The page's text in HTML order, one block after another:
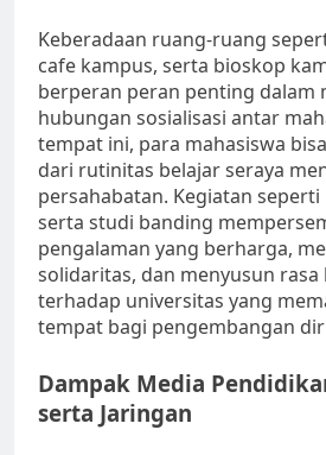
Keberadaan ruang-ruang
cafe kampus, serta bioskop
berperan peran penting dalam
hubungan sosialisasi antar
tempat ini, para mahasiswa
dari rutinitas belajar seraya
persahabatan. Kegiatan
serta studi banding
pengalaman yang berharga,
solidaritas, dan menyusun rasa
terhadap universitas yang
tempat bagi pengembangan
Dampak Media
serta Jaringan